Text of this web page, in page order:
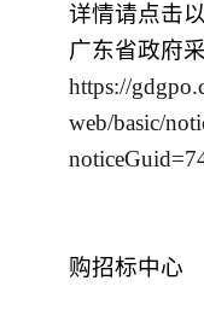
详情请点击
广东省政府
https://
web/basic/
五
购招标中心